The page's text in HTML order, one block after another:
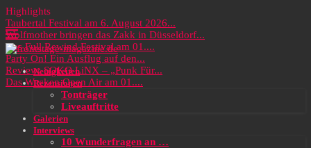
Highlights
Taubertal Festival am 6. August 2026...
Wolfmother bringen das Zakk in Düsseldorf...
Das Full Rewind Festival am 01....
Party On! Ein Ausflug auf den...
Review: SOKO LiNX – „Punk Für...
Das Wacken Open Air am 01....
Neuigkeiten
Rezensionen
Tonträger
Liveauftritte
Galerien
Interviews
10 Wunderfragen an …